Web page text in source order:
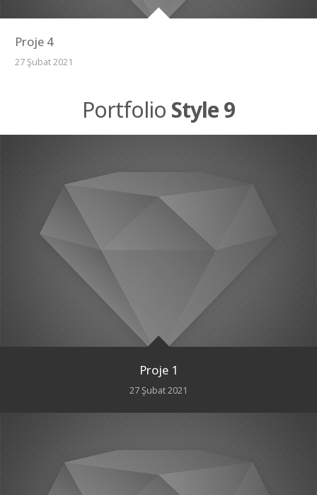
Proje 4
27 Şubat 2021
Portfolio Style 9
Proje 1
27 Şubat 2021